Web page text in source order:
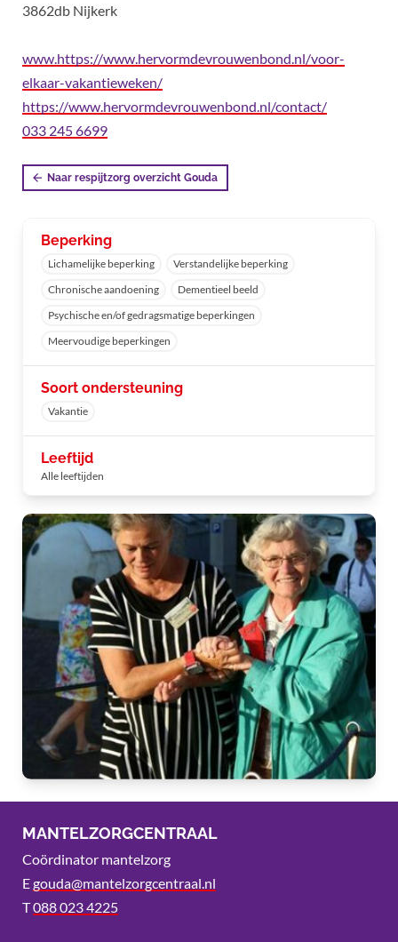
3862db Nijkerk
www.https://www.hervormdevrouwenbond.nl/voor-
elkaar-vakantieweken/
https://www.hervormdevrouwenbond.nl/contact/
033 245 6699
Naar respijtzorg overzicht Gouda
Beperking
Lichamelijke beperking
Verstandelijke beperking
Chronische aandoening
Dementieel beeld
Psychische en/of gedragsmatige beperkingen
Meervoudige beperkingen
Soort ondersteuning
Vakantie
Leeftijd
Alle leeftijden
MANTELZORGCENTRAAL
Coördinator mantelzorg
Egouda@mantelzorgcentraal.nl
T088 023 4225